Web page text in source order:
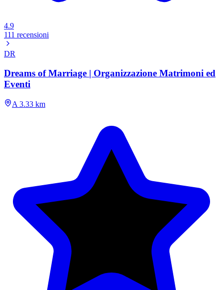
4.9
111 recensioni
DR
Dreams of Marriage | Organizzazione Matrimoni ed
Eventi
A 3.33 km